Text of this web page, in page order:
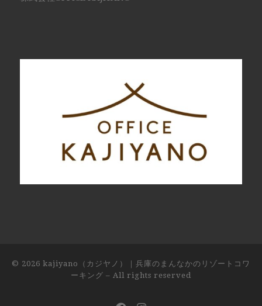
© 2026 kajiyano（カジヤノ）｜兵庫のまんなかのリゾートコワ
ーキング – All rights reserved